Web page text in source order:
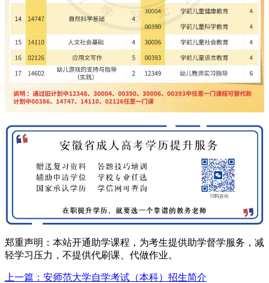
郑重声明：本站开通助学课程，为考生提供助学督学服务，减
轻学习压力，不提供代刷课、代做作业。
上一篇：安师范大学自学考试（本科）招生简介